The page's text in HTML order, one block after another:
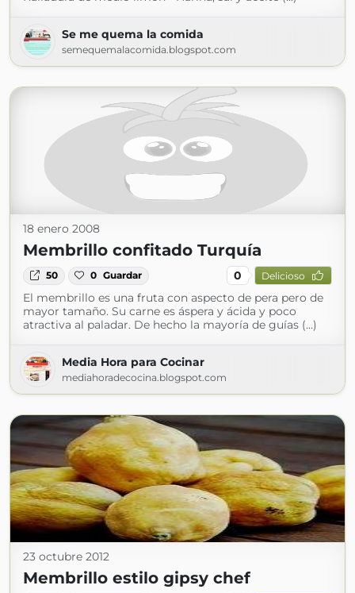
Se me quema la comida
semequemalacomida.blogspot.com
18 enero 2008
Membrillo confitado Turquía
50 0 Guardar 0 Delicioso
El membrillo es una fruta con aspecto de pera pero de
mayor tamaño. Su carne es áspera y ácida y poco
atractiva al paladar. De hecho la mayoría de guías (...)
Media Hora para Cocinar
mediahoradecocina.blogspot.com
23 octubre 2012
Membrillo estilo gipsy chef